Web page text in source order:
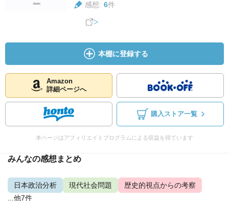
感想: 6件
本棚に登録する
Amazon
詳細ページへ
購入ストア一覧
本ページはアフィリエイトプログラムによる収益を得ています
みんなの感想まとめ
日本政治分析 現代社会問題
歴史的視点からの考察
...他7件